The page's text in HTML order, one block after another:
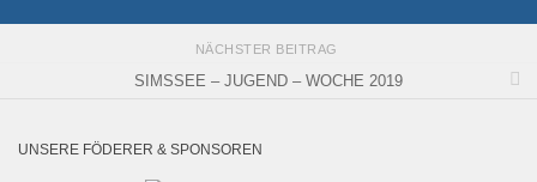
NÄCHSTER BEITRAG
SIMSSEE – JUGEND – WOCHE 2019
UNSERE FÖDERER & SPONSOREN